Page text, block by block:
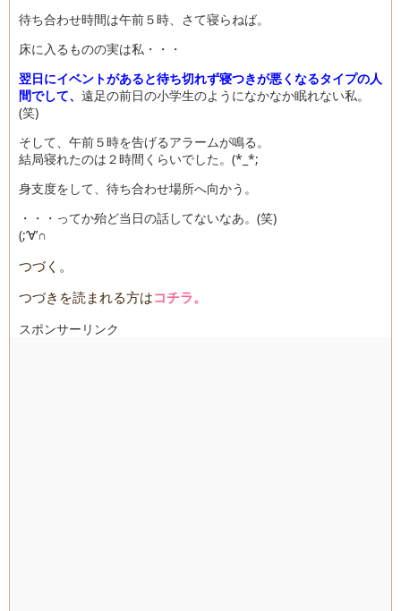
待ち合わせ時間は午前５時、さて寝らねば。
床に入るものの実は私・・・
翌日にイベントがあると待ち切れず寝つきが悪くなるタイプの人
間でして、 遠足の前日の小学生のようになかなか眠れない私。
(笑)
そして、午前５時を告げるアラームが鳴る。
結局寝れたのは２時間くらいでした。(*_*;
身支度をして、待ち合わせ場所へ向かう。
・・・ってか殆ど当日の話してないなあ。(笑)
(;’∀’∩
つづく。
つづきを読まれる方はコチラ。
スポンサーリンク